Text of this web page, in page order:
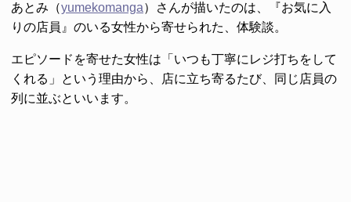
あとみ（yumekomanga）さんが描いたのは、『お気に入
りの店員』のいる女性から寄せられた、体験談。
エピソードを寄せた女性は「いつも丁寧にレジ打ちをして
くれる」という理由から、店に立ち寄るたび、同じ店員の
列に並ぶといいます。